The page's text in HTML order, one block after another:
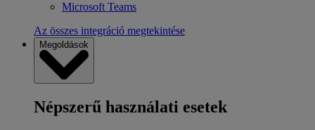
Microsoft Teams
Az összes integráció megtekintése
Megoldások
Népszerű használati esetek